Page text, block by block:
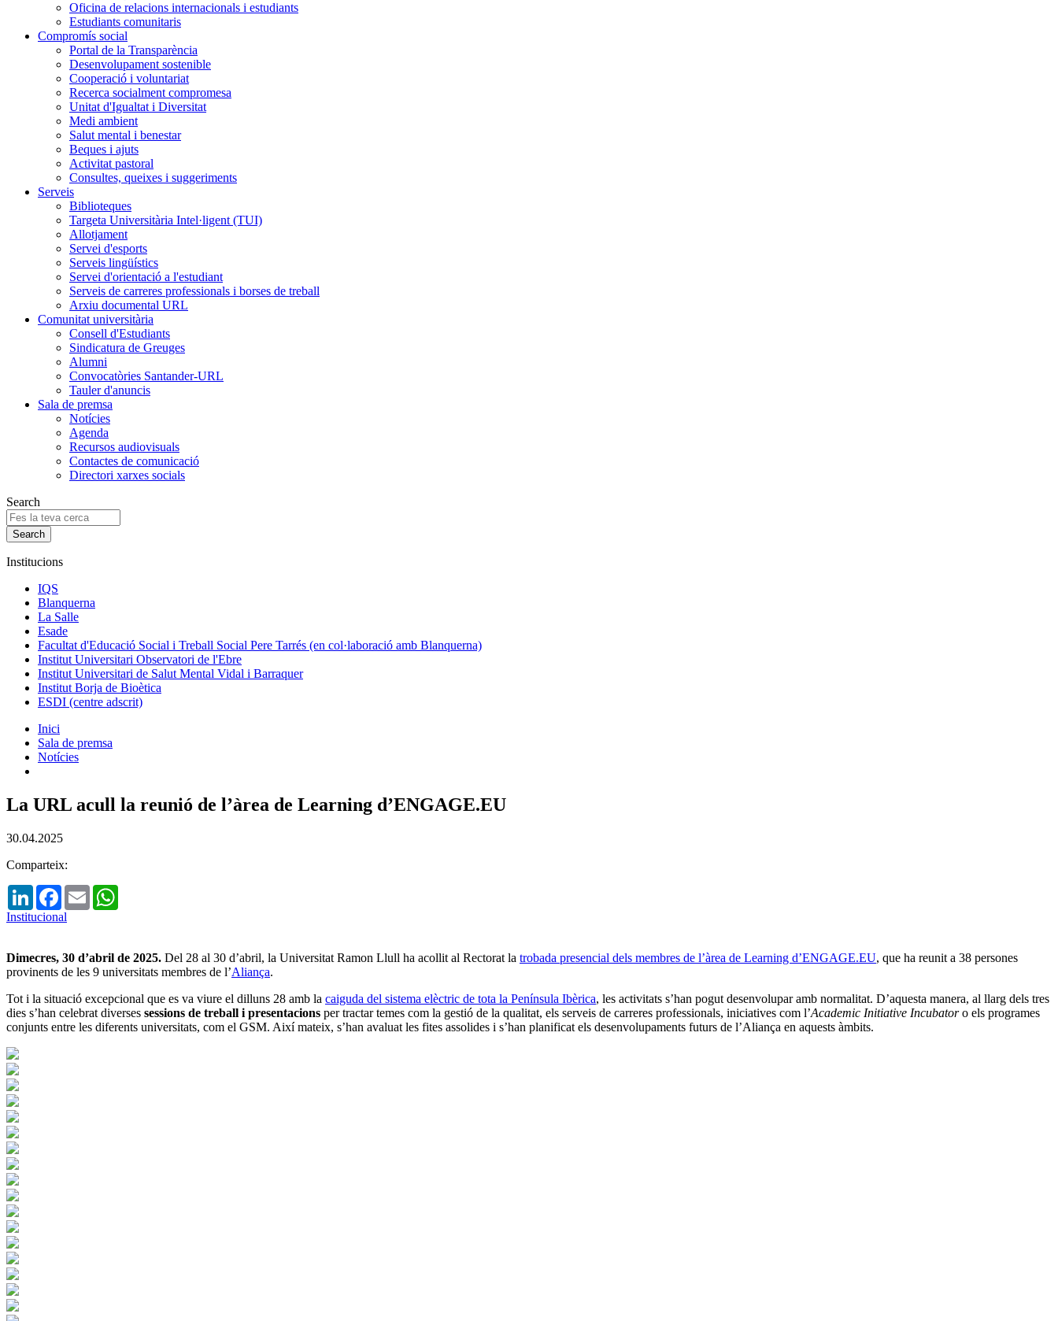
Oficina de relacions internacionals i estudiants
Estudiants comunitaris
Compromís social
Portal de la Transparència
Desenvolupament sostenible
Cooperació i voluntariat
Recerca socialment compromesa
Unitat d'Igualtat i Diversitat
Medi ambient
Salut mental i benestar
Beques i ajuts
Activitat pastoral
Consultes, queixes i suggeriments
Serveis
Biblioteques
Targeta Universitària Intel·ligent (TUI)
Allotjament
Servei d'esports
Serveis lingüístics
Servei d'orientació a l'estudiant
Serveis de carreres professionals i borses de treball
Arxiu documental URL
Comunitat universitària
Consell d'Estudiants
Sindicatura de Greuges
Alumni
Convocatòries Santander-URL
Tauler d'anuncis
Sala de premsa
Notícies
Agenda
Recursos audiovisuals
Contactes de comunicació
Directori xarxes socials
Search
Institucions
IQS
Blanquerna
La Salle
Esade
Facultat d'Educació Social i Treball Social Pere Tarrés (en col·laboració amb Blanquerna)
Institut Universitari Observatori de l'Ebre
Institut Universitari de Salut Mental Vidal i Barraquer
Institut Borja de Bioètica
ESDI (centre adscrit)
Inici
Sala de premsa
Notícies
La URL acull la reunió de l’àrea de Learning d’ENGAGE.EU
30.04.2025
Comparteix:
LinkedInFacebook
Email
Institucional
Dimecres, 30 d’abril de 2025. Del 28 al 30 d’abril, la Universitat Ramon Llull ha acollit al Rectorat la trobada presencial dels membres de l’àrea de Learning d’ENGAGE.EU, que ha reunit a 38 persones
provinents de les 9 universitats membres de l’Aliança.
Tot i la situació excepcional que es va viure el dilluns 28 amb la caiguda del sistema elèctric de tota la Península Ibèrica, les activitats s’han pogut desenvolupar amb normalitat. D’aquesta manera, al llarg dels tres
dies s’han celebrat diverses sessions de treball i presentacions per tractar temes com la gestió de la qualitat, els serveis de carreres professionals, iniciatives com l’Academic Initiative Incubatoro els programes
conjunts entre les diferents universitats, com el GSM. Així mateix, s’han avaluat les fites assolides i s’han planificat els desenvolupaments futurs de l’Aliança en aquests àmbits.